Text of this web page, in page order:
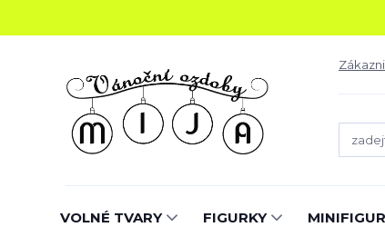
VOLNÉ TVARY FIGURKY